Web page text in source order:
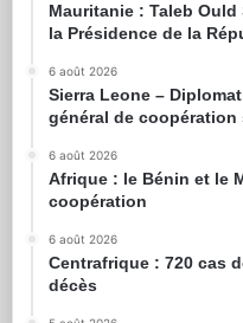
Mauritanie : Taleb Ould
la Présidence de la
6 août 2026
Sierra Leone –
général de coopération
6 août 2026
Afrique : le Bénin et le
coopération
6 août 2026
Centrafrique : 720 cas
décès